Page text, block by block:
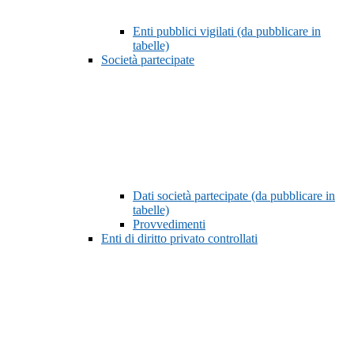
Enti pubblici vigilati (da pubblicare in
tabelle)
Società partecipate
Dati società partecipate (da pubblicare in
tabelle)
Provvedimenti
Enti di diritto privato controllati